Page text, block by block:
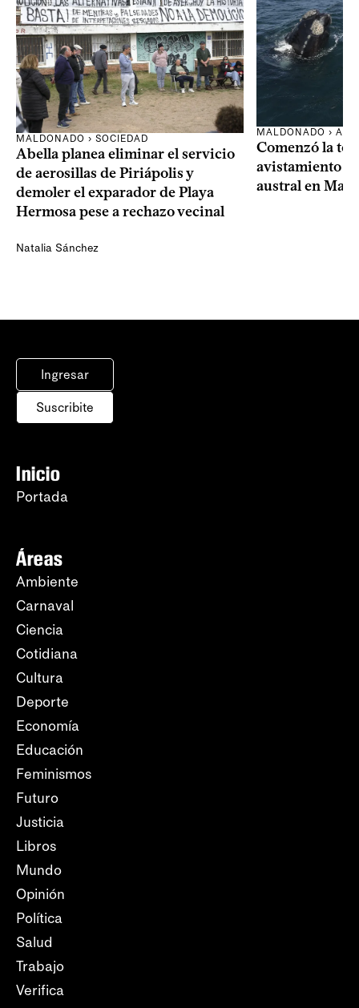
MALDONADO › SOCIEDAD
Abella planea eliminar el servicio
de aerosillas de Piriápolis y
demoler el exparador de Playa
Hermosa pese a rechazo vecinal
Natalia Sánchez
MALDONADO ›
Comenzó la
avistamiento
austral en
Ingresar
Suscribite
Inicio
Portada
Áreas
Ambiente
Carnaval
Ciencia
Cotidiana
Cultura
Deporte
Economía
Educación
Feminismos
Futuro
Justicia
Libros
Mundo
Opinión
Política
Salud
Trabajo
Verifica